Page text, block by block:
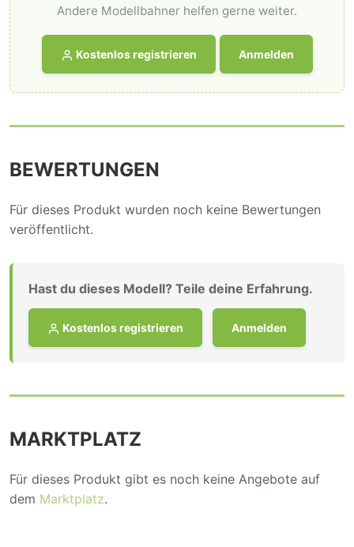
Andere Modellbahner helfen gerne weiter.
Kostenlos registrieren Anmelden
BEWERTUNGEN
Für dieses Produkt wurden noch keine Bewertungen
veröffentlicht.
Hast du dieses Modell? Teile deine Erfahrung.
Kostenlos registrieren Anmelden
MARKTPLATZ
Für dieses Produkt gibt es noch keine Angebote auf
dem Marktplatz.